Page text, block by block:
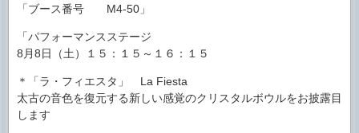
「ブース番号 M4-50」
「パフォーマンスステージ
8月8日（土）１５：１５～１６：１５
＊「ラ・フィエスタ」 La Fiesta
太古の音色を復元する新しい感覚のクリスタルボウルをお披露目
します